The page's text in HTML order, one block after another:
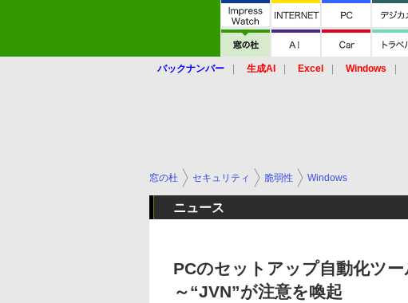
バックナンバー 生成AI Excel Windows
窓の杜 セキュリティ 脆弱性 Windows
ニュース
PCのセットアップ自動化ツ
～“JVN”が注意を喚起